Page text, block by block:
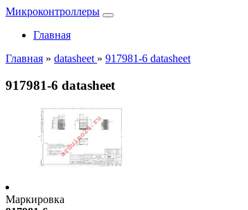
Микроконтроллеры
Главная
Главная » datasheet » 917981-6 datasheet
917981-6 datasheet
Маркировка